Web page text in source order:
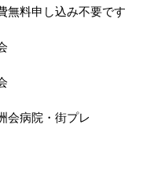
無料申し込み不要です
会病院・街プレ